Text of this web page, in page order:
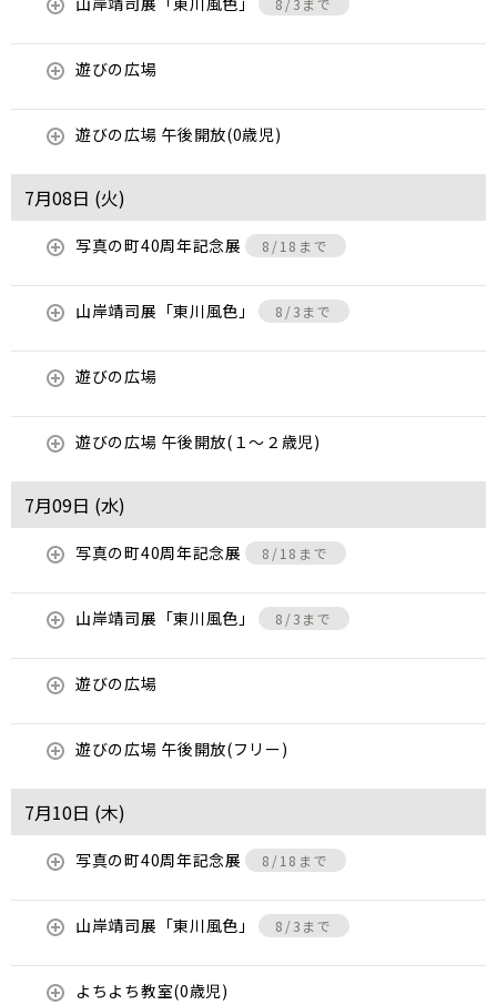
8/3まで
遊びの広場
遊びの広場 午後開放(0歳児)
7月08日 (火)
写真の町40周年記念展 8/18まで
山岸靖司展「東川風色」 8/3まで
遊びの広場
遊びの広場 午後開放(１～２歳児)
7月09日 (水)
写真の町40周年記念展 8/18まで
山岸靖司展「東川風色」 8/3まで
遊びの広場
遊びの広場 午後開放(フリー)
7月10日 (木)
写真の町40周年記念展 8/18まで
山岸靖司展「東川風色」 8/3まで
よちよち教室(0歳児)